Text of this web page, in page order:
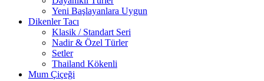
Yeni Başlayanlara Uygun
Dikenler Tacı
Klasik / Standart Seri
Nadir & Özel Türler
Setler
Thailand Kökenli
Mum Çiçeği